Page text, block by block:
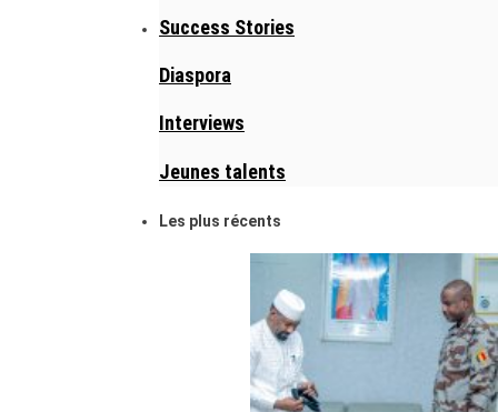
Success Stories
Diaspora
Interviews
Jeunes talents
Les plus récents